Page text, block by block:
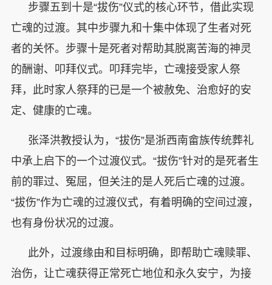
步骤五到十是“拔伤”仪式的核心环节，借此实现
亡魂的过渡。其中步骤九和十集中体现了生者对死
者的关怀。步骤十是死者对帮助其脱离苦海的神灵
的酬谢、叩拜仪式。叩拜完毕，亡魂接受家人祭
拜，此时家人祭拜的已是一个被赦免、治愈好的安
定、健康的亡魂。
张泽洪教授认为，“拔伤”是浙西南畲族传统葬礼
中承上启下的一个过渡仪式。“拔伤”针对的是死者生
前的罪过、冤屈，但关注的是人死后亡魂的过渡。
“拔伤”作为亡魂的过渡仪式，有着明确的空间过渡，
也有身份状况的过渡。
此外，过渡缘由和目标明确，即帮助亡魂赎罪、
治伤，让亡魂获得正常死亡地位和永久安宁，为接